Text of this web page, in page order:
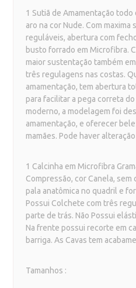
1 Sutiã de Amamentação todo
aro na cor Nude. Com maxima
reguláveis, abertura com
busto forrado em Microfibra.
maior sustentação também
três regulagens nas costas.
amamentação, tem abertura
para facilitar a pega correta
moderno, a modelagem foi
amamentação, e oferecer
mamães. Pode haver
1 Calcinha em Microfibra
Compressão, cor Canela,
pala anatômica no quadril e
Possui Colchete com três
parte de trás. Não Possui
Na frente possui recorte em
barriga. As Cavas tem
Tamanhos :